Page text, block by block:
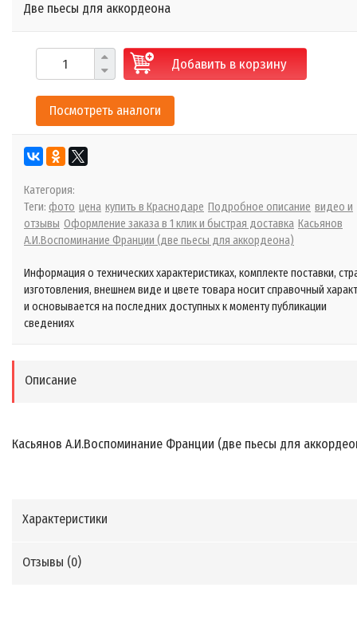
Две пьесы для аккордеона
Добавить в корзину
Посмотреть аналоги
Категория:
Теги: фото цена купить в Краснодаре Подробное описание видео и
отзывы Оформление заказа в 1 клик и быстрая доставка Касьянов
А.И.Воспоминание Франции (две пьесы для аккордеона)
Информация о технических характеристиках, комплекте поставки,
изготовления, внешнем виде и цвете товара носит справочный
и основывается на последних доступных к моменту публикации
сведениях
Описание
Касьянов А.И.Воспоминание Франции (две пьесы для
Характеристики
Отзывы (0)